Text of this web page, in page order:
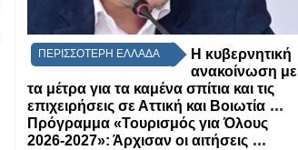
ΠΕΡΙΣΣΟΤΕΡΗ ΕΛΛΑΔΑ
Η κυβερνητική
ανακοίνωση με
τα μέτρα για τα καμένα σπίτια και τις
επιχειρήσεις σε Αττική και Βοιωτία ...
Πρόγραμμα «Τουρισμός για Όλους
2026-2027»: Άρχισαν οι αιτήσεις ...